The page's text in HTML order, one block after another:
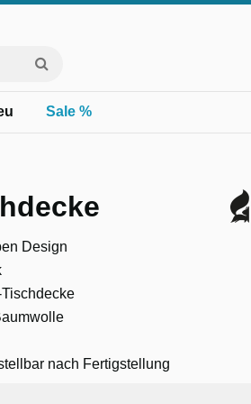
Sale %
Design
nach Fertigstellung